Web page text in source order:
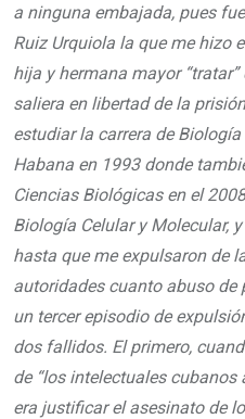
a ninguna embajada, pues
Ruiz Urquiola la que me hizo
hija y hermana mayor
saliera en libertad de la
estudiar la carrera de
Habana en 1993 donde
Ciencias Biológicas en el
Biología Celular y Molecular,
hasta que me expulsaron de
autoridades cuanto abuso de
un tercer episodio de
dos fallidos. El primero,
de “los intelectuales cubanos
era justificar el asesinato de